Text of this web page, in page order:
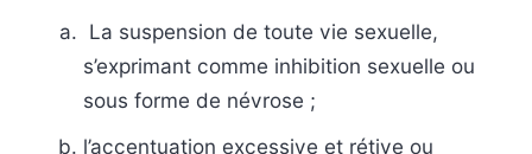
La suspension de toute vie sexuelle,
s’exprimant comme inhibition sexuelle ou
sous forme de névrose ;
l’accentuation excessive et rétive ou